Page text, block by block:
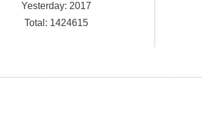
Yesterday: 2017
Total: 1424615